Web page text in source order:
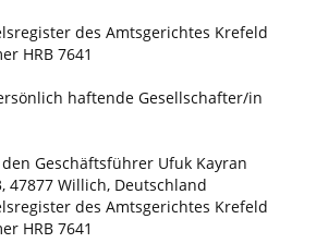
des Amtsgerichtes Krefeld
HRB 7641
haftende Gesellschafter/in
Geschäftsführer Ufuk Kayran
, 47877 Willich, Deutschland
des Amtsgerichtes Krefeld
HRB 7641